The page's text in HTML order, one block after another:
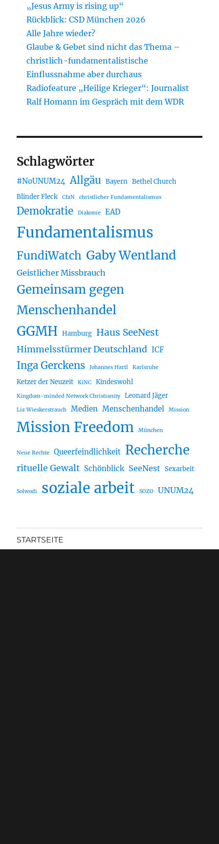
„Jesus Army is rising up“
Rückblick: CSD München 2026
Alle Jahre wieder?
Glaube & Gebet sind nicht das Thema –
christlich-fundamentalistische
Einflussnahme aber durchaus
Radiofeature „Heilige Krieger“: Journalist
Ralf Homann im Gespräch mit dem WDR
Schlagwörter
#NoUNUM24 Allgäu Bayern Bethel Church
Blinder Fleck
CfaN christlicher Fundamentalismus
Demokratie Diakonie EAD
Fundamentalismus
FundiWatch Gaby Wentland
Geistlicher Missbrauch
Gemeinsam gegen
Menschenhandel
GGMH Hamburg Haus SeeNest
Himmelsstürmer Deutschland ICF
Inga Gerckens Johannes Hartl Karlsruhe
Ketzer der Neuzeit KiNC Kindeswohl
Kingdom-minded Network Christianity Leonard Jäger
Liz Wieskerstrauch Medien Menschenhandel Mission
Mission Freedom München
Neue Rechte Queerfeindlichkeit Recherche
rituelle Gewalt Schönblick SeeNest Sexarbeit
Solwodi soziale arbeit SOZO UNUM24
STARTSEITE